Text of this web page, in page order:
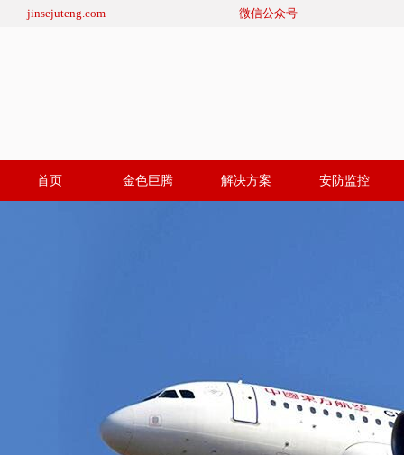
jinsejuteng.com 微信公众号
首页 金色巨腾 解决方案 安防监控